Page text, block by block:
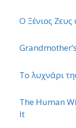
Ο Ξένιος
Το λυχνάρι
The Human
It